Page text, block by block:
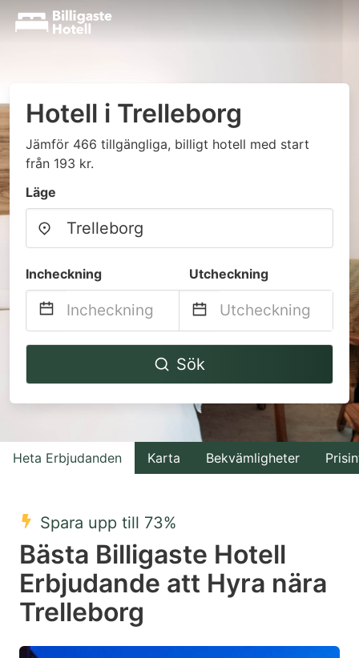
Hotell i Trelleborg
Jämför 466 tillgängliga, billigt hotell med start
från 193 kr.
Läge
Incheckning Utcheckning
Navigate
to
with
the
select
a
date.
Press
Navigate
to
interact
with
the
a
date.
Sök
Heta Erbjudanden Karta Bekvämligheter
Spara upp till 73%
Bästa Billigaste Hotell
Erbjudande att Hyra nära
Trelleborg